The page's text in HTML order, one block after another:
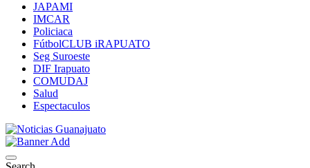
JAPAMI
IMCAR
Policiaca
FútbolCLUB iRAPUATO
Seg Suroeste
DIF Irapuato
COMUDAJ
Salud
Espectaculos
Noticias Guanajuato